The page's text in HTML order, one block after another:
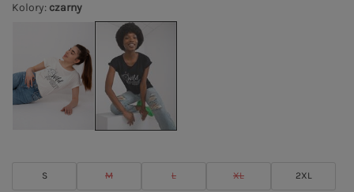
Kolory: czarny
S M L XL 2XL